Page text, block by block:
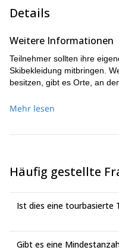
Skitouren und
unterhaltsamen
Details
Weitere Informationen
Teilnehmer sollten ihre
Skibekleidung mitbringen.
besitzen, gibt es Orte, an
Mehr lesen
Häufig gestellte
Ist dies eine tourbasierte
Gibt es eine